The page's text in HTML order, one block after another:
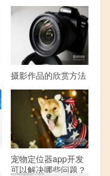
摄影作品的欣赏方法
宠物定位器app开发
可以解决哪些问题？